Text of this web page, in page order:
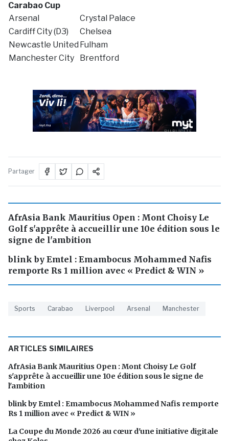
Carabao Cup
Arsenal
Crystal Palace
Cardiff City (D3)
Chelsea
Newcastle United Fulham
Manchester City
Brentford
PUBLICITÉ
Partager
AfrAsia Bank Mauritius Open : Mont Choisy Le
Golf s'apprête à accueillir une 10e édition sous le
signe de l'ambition
blink by Emtel : Emambocus Mohammed Nafis
remporte Rs 1 million avec « Predict & WIN »
Sports Carabao Liverpool Arsenal Manchester
ARTICLES SIMILAIRES
AfrAsia Bank Mauritius Open : Mont Choisy Le Golf
s'apprête à accueillir une 10e édition sous le signe de
l'ambition
blink by Emtel : Emambocus Mohammed Nafis remporte
Rs 1 million avec « Predict & WIN »
La Coupe du Monde 2026 au cœur d'une initiative digitale